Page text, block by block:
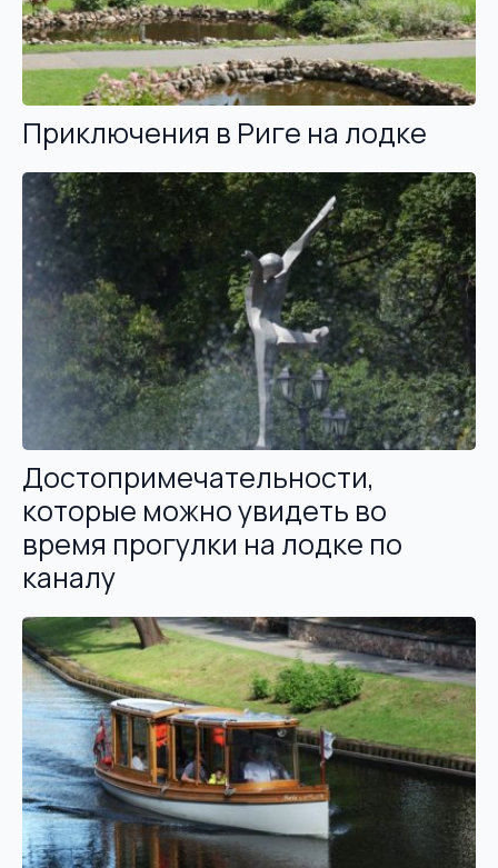
Приключения в Риге на лодке
Достопримечательности,
которые можно увидеть во
время прогулки на лодке по
каналу